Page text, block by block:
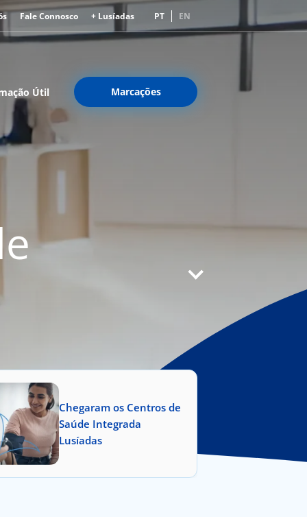
Fale Connosco + Lusíadas PT EN
Útil Marcações
Chegaram os Centros de
Saúde Integrada
Lusíadas